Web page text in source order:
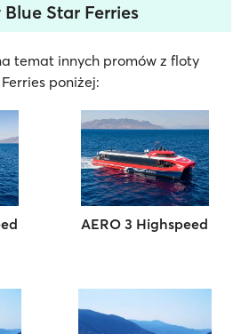
Star Ferries
temat innych promów z floty
poniżej:
AERO 3 Highspeed